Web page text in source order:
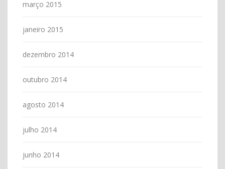
março 2015
janeiro 2015
dezembro 2014
outubro 2014
agosto 2014
julho 2014
junho 2014